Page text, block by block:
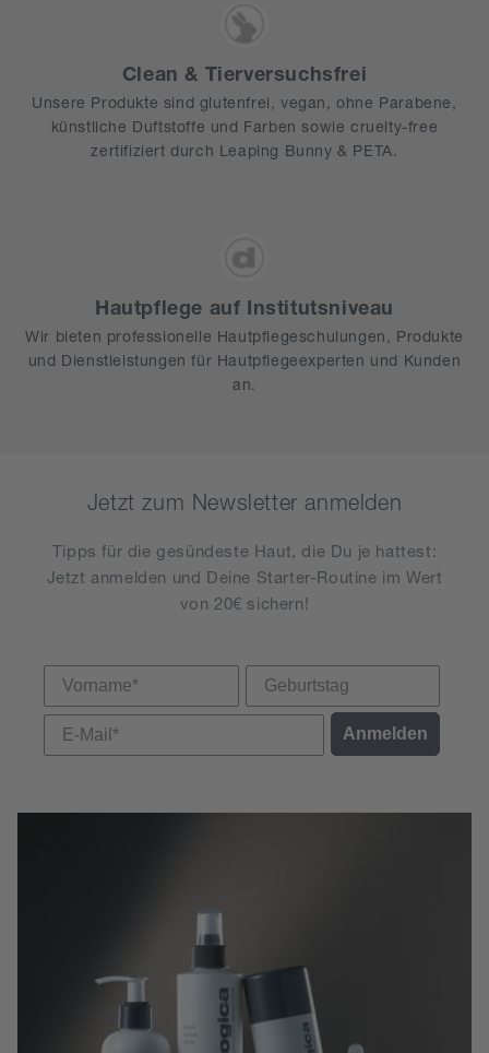
Clean & Tierversuchsfrei
Unsere Produkte sind glutenfrei, vegan, ohne Parabene,
künstliche Duftstoffe und Farben sowie cruelty-free
zertifiziert durch Leaping Bunny & PETA.
Hautpflege auf Institutsniveau
Wir bieten professionelle Hautpflegeschulungen, Produkte
und Dienstleistungen für Hautpflegeexperten und Kunden
an.
Jetzt zum Newsletter anmelden
Tipps für die gesündeste Haut, die Du je hattest​:
Jetzt anmelden und Deine Starter-Routine im Wert
von 20€ sichern!
Anmelden